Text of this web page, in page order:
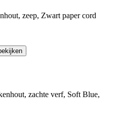
zeep, Zwart paper cord
zachte verf, Soft Blue,